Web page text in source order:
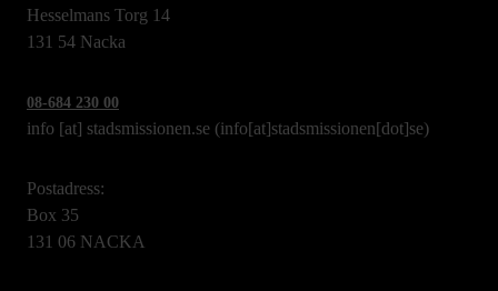
Hesselmans Torg 14
131 54 Nacka
08-684 230 00
info [at] stadsmissionen.se (info[at]stadsmissionen[dot]se)
Postadress:
Box 35
131 06 NACKA